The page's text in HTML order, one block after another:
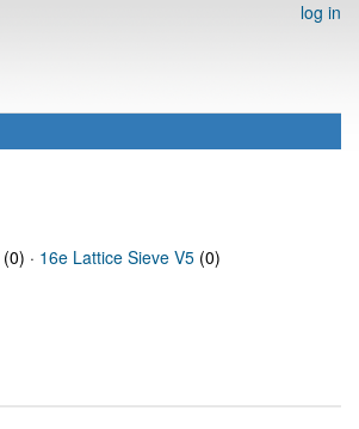
log in
(0) · 16e Lattice Sieve V5 (0)